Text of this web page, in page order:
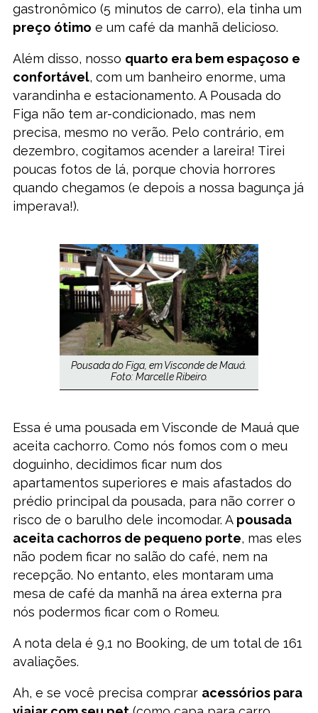
gastronômico (5 minutos de carro), ela tinha um
preço ótimo e um café da manhã delicioso.
Além disso, nosso quarto era bem espaçoso e
confortável, com um banheiro enorme, uma
varandinha e estacionamento. A Pousada do
Figa não tem ar-condicionado, mas nem
precisa, mesmo no verão. Pelo contrário, em
dezembro, cogitamos acender a lareira! Tirei
poucas fotos de lá, porque chovia horrores
quando chegamos (e depois a nossa bagunça já
imperava!).
Pousada do Figa, em Visconde de Mauá.
Foto: Marcelle Ribeiro.
Essa é uma pousada em Visconde de Mauá que
aceita cachorro. Como nós fomos com o meu
doguinho, decidimos ficar num dos
apartamentos superiores e mais afastados do
prédio principal da pousada, para não correr o
risco de o barulho dele incomodar. A pousada
aceita cachorros de pequeno porte, mas eles
não podem ficar no salão do café, nem na
recepção. No entanto, eles montaram uma
mesa de café da manhã na área externa pra
nós podermos ficar com o Romeu.
A nota dela é 9,1 no Booking, de um total de 161
avaliações.
Ah, e se você precisa comprar acessórios para